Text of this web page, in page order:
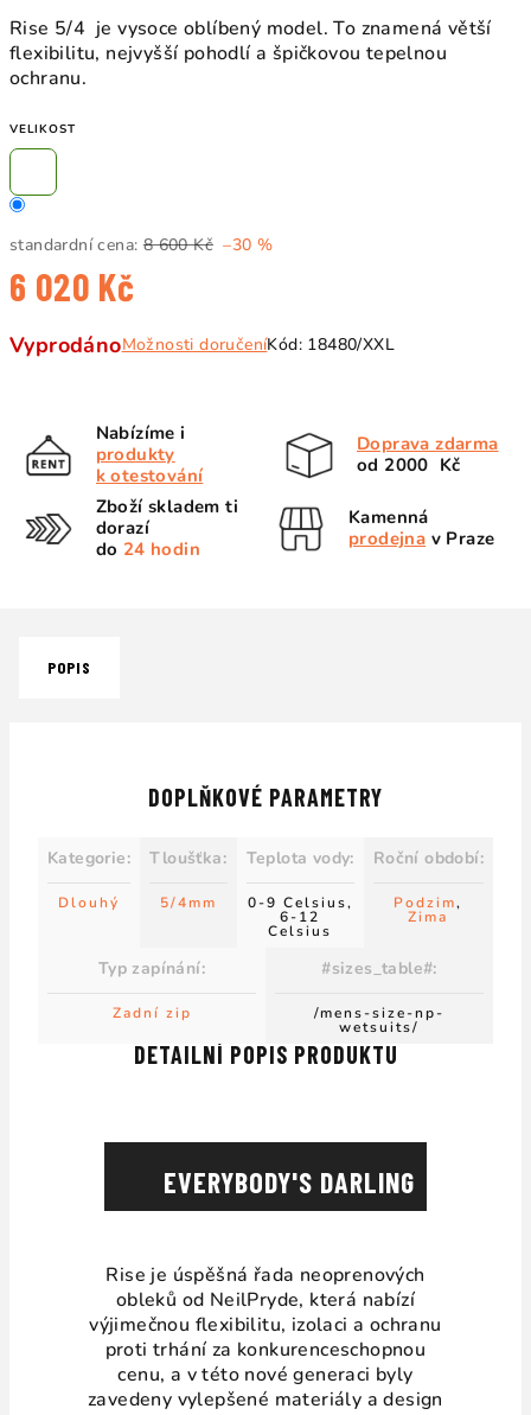
Rise 5/4 je vysoce oblíbený model.To znamená větší
flexibilitu, nejvyšší pohodlí a špičkovou tepelnou
ochranu.
VELIKOST
standardní cena: 8 600 Kč –30 %
6 020 Kč
cena:
VyprodánoMožnosti doručeníKód: 18480/XXL
Nabízíme i
produkty
k otestování
Doprava zdarma
od 2000 Kč
Zboží skladem ti
dorazí
do 24 hodin
Kamenná
prodejna v Praze
POPIS
DETAILNÍ POPIS PRODUKTU
EVERYBODY'S DARLING
Rise je úspěšná řada neoprenových
obleků od NeilPryde, která nabízí
výjimečnou flexibilitu, izolaci a ochranu
proti trhání za konkurenceschopnou
cenu, a v této nové generaci byly
zavedeny vylepšené materiály a design
DOPLŇKOVÉ PARAMETRY
Kategorie:
Dlouhý
Tloušťka:
5/4mm
Teplota vody:
0-9 Celsius,
6-12
Celsius
Roční období:
Podzim,
Zima
Typ zapínání:
Zadní zip
#sizes_table#:
/mens-size-np-
wetsuits/